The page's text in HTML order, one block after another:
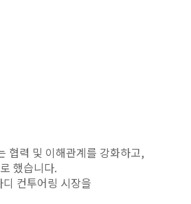
협력 및 이해관계를 강화하고,
했습니다.
컨투어링 시장을